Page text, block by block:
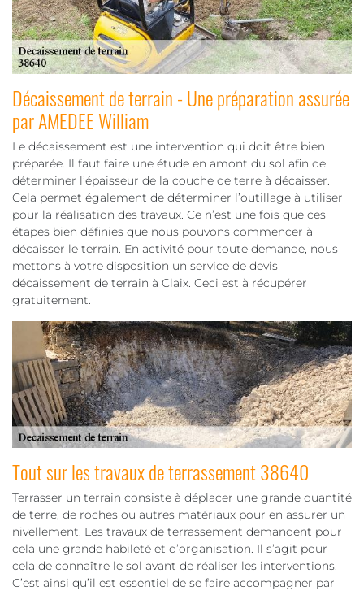
Décaissement de terrain - Une préparation assurée
par AMEDEE William
Le décaissement est une intervention qui doit être bien
préparée. Il faut faire une étude en amont du sol afin de
déterminer l’épaisseur de la couche de terre à décaisser.
Cela permet également de déterminer l’outillage à utiliser
pour la réalisation des travaux. Ce n’est une fois que ces
étapes bien définies que nous pouvons commencer à
décaisser le terrain. En activité pour toute demande, nous
mettons à votre disposition un service de devis
décaissement de terrain à Claix. Ceci est à récupérer
gratuitement.
Tout sur les travaux de terrassement 38640
Terrasser un terrain consiste à déplacer une grande quantité
de terre, de roches ou autres matériaux pour en assurer un
nivellement. Les travaux de terrassement demandent pour
cela une grande habileté et d’organisation. Il s’agit pour
cela de connaître le sol avant de réaliser les interventions.
C’est ainsi qu’il est essentiel de se faire accompagner par